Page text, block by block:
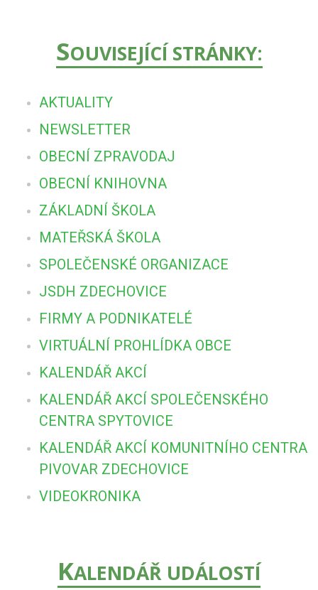
SOUVISEJÍCÍ STRÁNKY:
AKTUALITY
NEWSLETTER
OBECNÍ ZPRAVODAJ
OBECNÍ KNIHOVNA
ZÁKLADNÍ ŠKOLA
MATEŘSKÁ ŠKOLA
SPOLEČENSKÉ ORGANIZACE
JSDH ZDECHOVICE
FIRMY A PODNIKATELÉ
VIRTUÁLNÍ PROHLÍDKA OBCE
KALENDÁŘ AKCÍ
KALENDÁŘ AKCÍ SPOLEČENSKÉHO
CENTRA SPYTOVICE
KALENDÁŘ AKCÍ KOMUNITNÍHO CENTRA
PIVOVAR ZDECHOVICE
VIDEOKRONIKA
KALENDÁŘ UDÁLOSTÍ